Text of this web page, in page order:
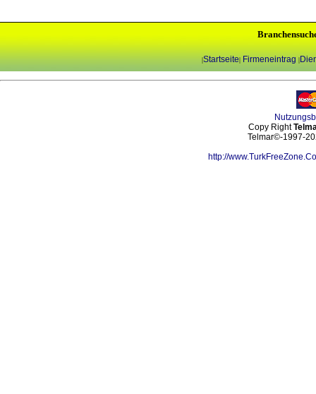
|Startseite| Firmeneintrag |
Copy Right
Telmar©-1997-
http://